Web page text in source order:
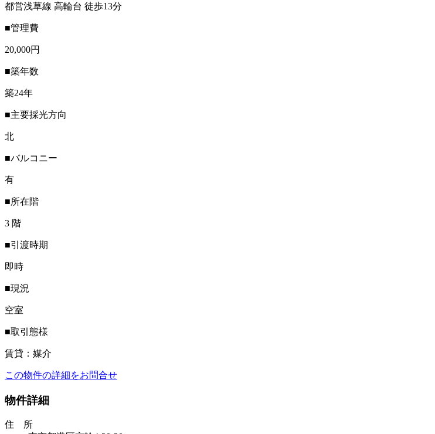
都営浅草線 高輪台 徒歩13分
■管理費
20,000円
■築年数
築24年
■主要採光方向
北
■バルコニー
有
■所在階
3 階
■引渡時期
即時
■現況
空室
■取引態様
賃貸：媒介
この物件の詳細をお問合せ
物件詳細
住 所